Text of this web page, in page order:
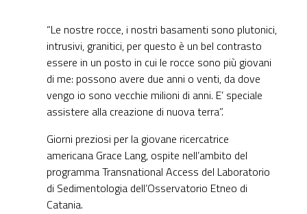
“Le nostre rocce, i nostri basamenti sono plutonici,
intrusivi, granitici, per questo è un bel contrasto
essere in un posto in cui le rocce sono più giovani
di me: possono avere due anni o venti, da dove
vengo io sono vecchie milioni di anni. E’ speciale
assistere alla creazione di nuova terra”.
Giorni preziosi per la giovane ricercatrice
americana Grace Lang, ospite nell’ambito del
programma Transnational Access del Laboratorio
di Sedimentologia dell’Osservatorio Etneo di
Catania.